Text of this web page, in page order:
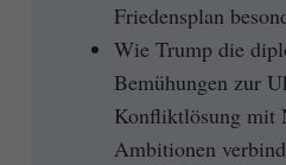
Friedensplan
Wie Trump die
Bemühungen zur
Konfliktlösung mit
Ambitionen